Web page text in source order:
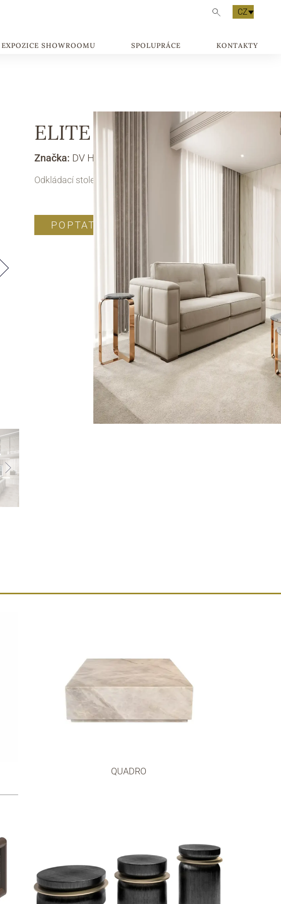
CZ
EXPOZICE SHOWROOMU SPOLUPRÁCE KONTAKTY
ELITE LAMP TABLE
Značka: DV HOME COLLECTION
Odkládací stolek
POPTAT PRODUKT
QUADRO